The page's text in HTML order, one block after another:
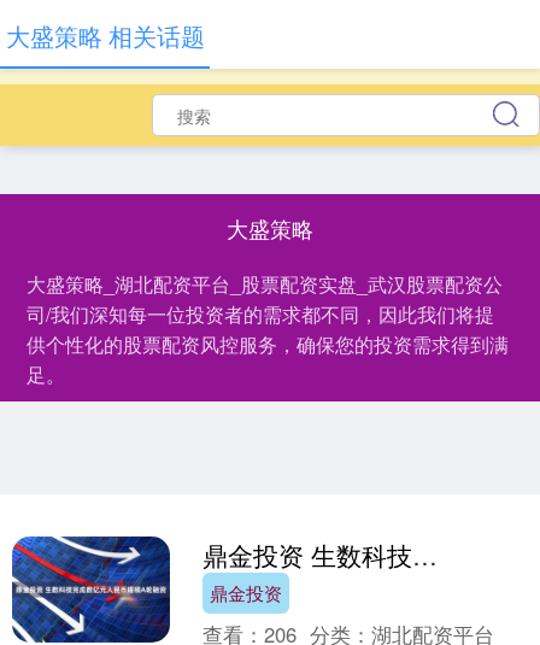
大盛策略
大盛策略_湖北配资平台_股票配资实盘_武汉股票配资公
司/我们深知每一位投资者的需求都不同，因此我们将提
供个性化的股票配资风控服务，确保您的投资需求得到满
足。
大盛策略 相关话题
鼎金投资 生数科技完成数亿元人民币规模A轮融资
鼎金投资
查看：206 分类：湖北配资平台